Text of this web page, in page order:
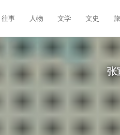
往事 人物 文学 文史
张